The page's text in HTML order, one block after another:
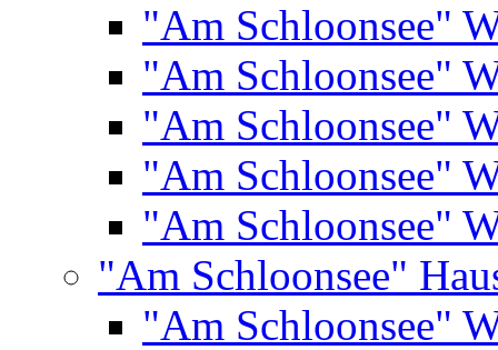
"Am Schloonsee"
"Am Schloonsee"
"Am Schloonsee"
"Am Schloonsee"
"Am Schloonsee"
"Am Schloonsee"
"Am Schloonsee"